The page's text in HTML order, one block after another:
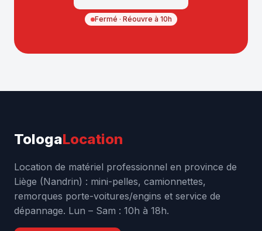
Fermé · Réouvre à 10h
TologaLocation
Location de matériel professionnel en province de
Liège (Nandrin) : mini-pelles, camionnettes,
remorques porte-voitures/engins et service de
dépannage. Lun – Sam : 10h à 18h.